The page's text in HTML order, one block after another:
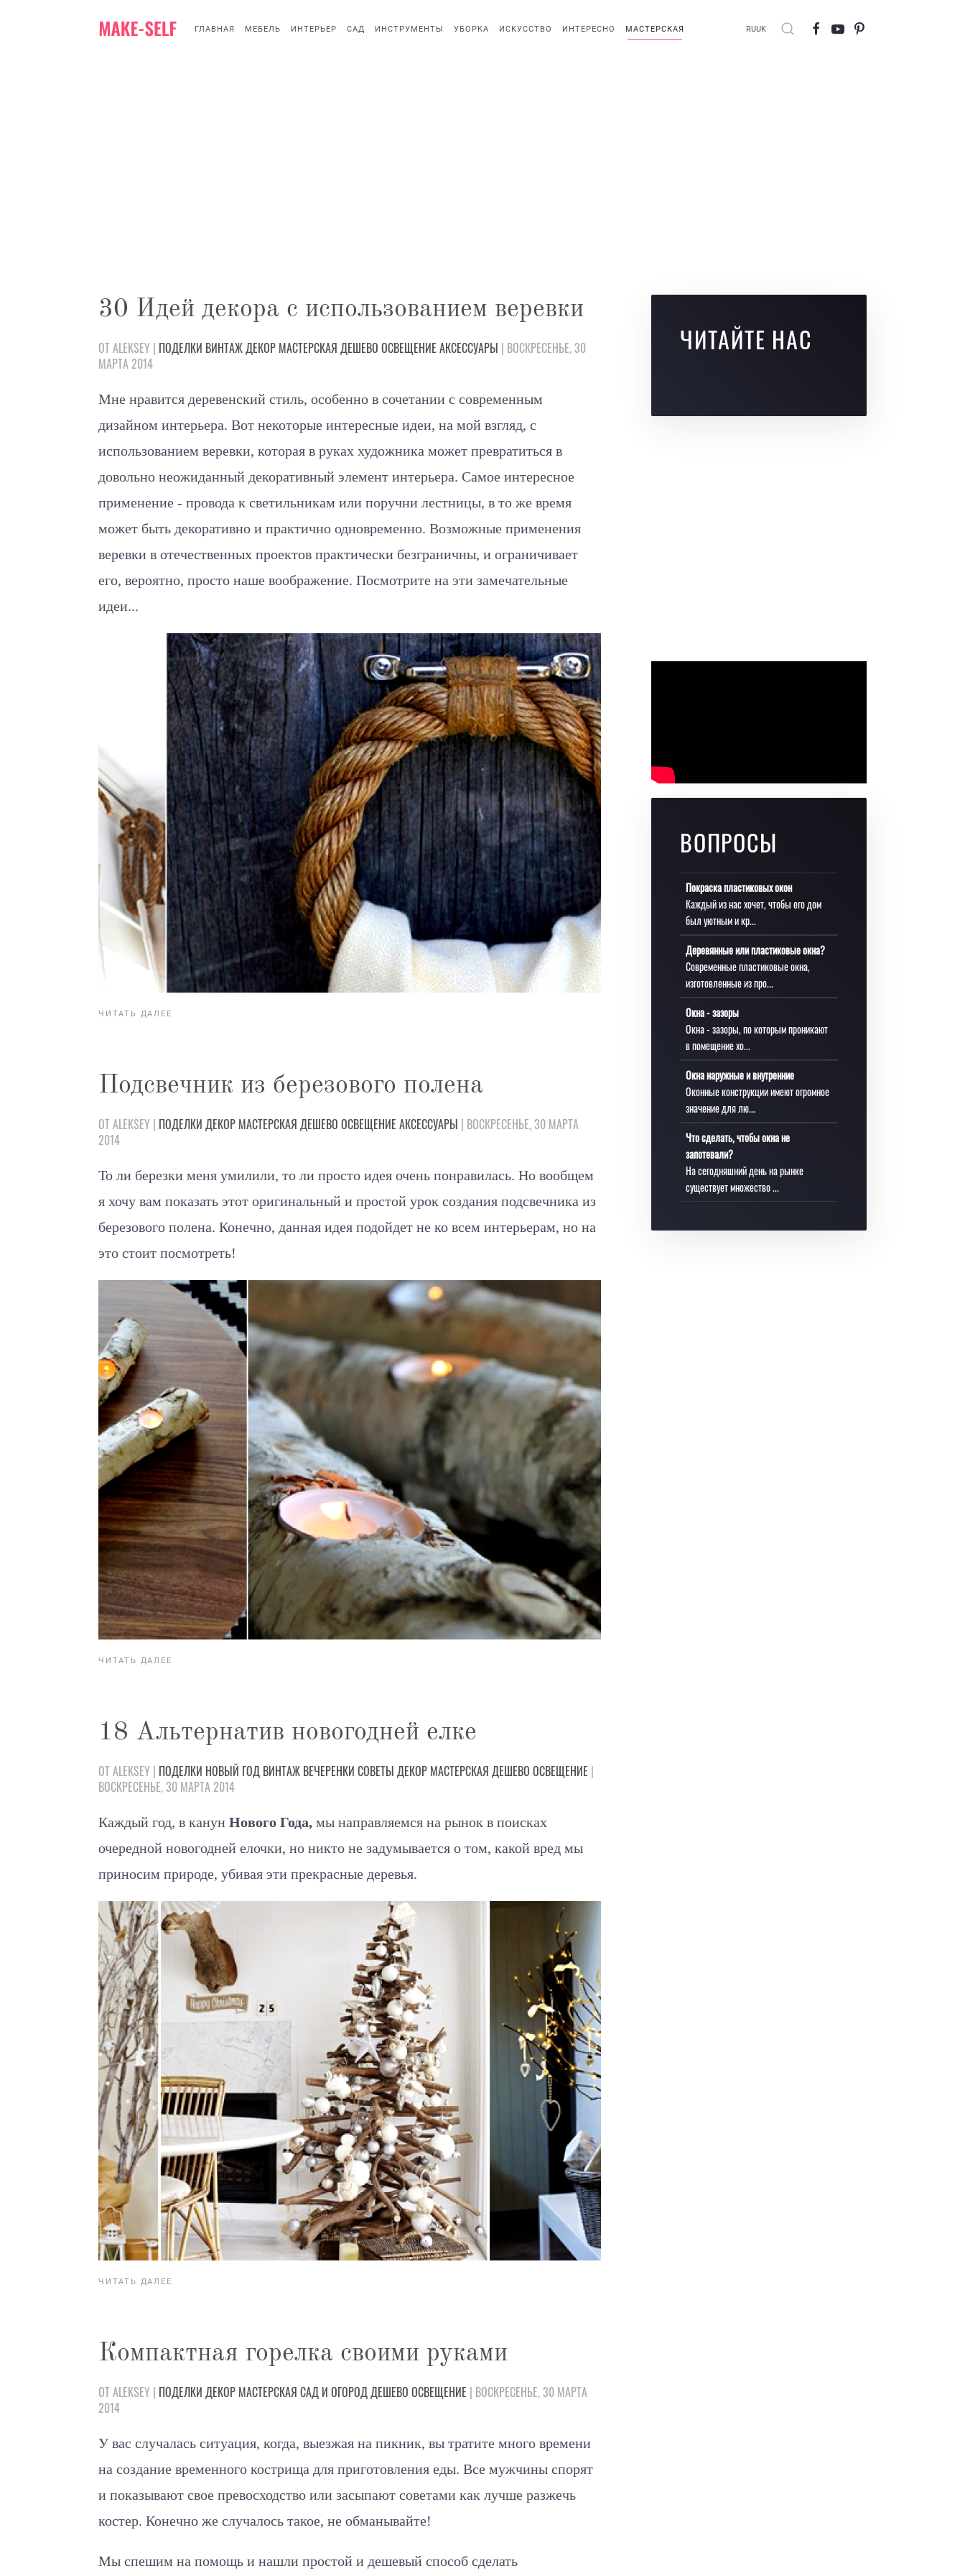
ГЛАВНАЯ МЕБЕЛЬ ИНТЕРЬЕР САД ИНСТРУМЕНТЫ УБОРКА ИСКУССТВО ИНТЕРЕСНО МАСТЕРСКАЯ RUUK
30 Идей декора с использованием веревки
ОТ ALEKSEY | ПОДЕЛКИ ВИНТАЖДЕКОР МАСТЕРСКАЯ ДЕШЕВО ОСВЕЩЕНИЕ АКСЕССУАРЫ | ВОСКРЕСЕНЬЕ, 30
МАРТА 2014
Мне нравится деревенский стиль, особенно в сочетании с современным
дизайном интерьера. Вот некоторые интересные идеи, на мой взгляд, с
использованием веревки, которая в руках художника может превратиться в
довольно неожиданный декоративный элемент интерьера. Самое интересное
применение - провода к светильникам или поручни лестницы, в то же время
может быть декоративно и практично одновременно. Возможные применения
веревки в отечественных проектов практически безграничны, и ограничивает
его, вероятно, просто наше воображение. Посмотрите на эти замечательные
идеи...
ЧИТАТЬ ДАЛЕЕ
Подсвечник из березового полена
ОТ ALEKSEY | ПОДЕЛКИ ДЕКОР МАСТЕРСКАЯ ДЕШЕВО ОСВЕЩЕНИЕ АКСЕССУАРЫ | ВОСКРЕСЕНЬЕ, 30 МАРТА
2014
То ли березки меня умилили, то ли просто идея очень понравилась. Но вообщем
я хочу вам показать этот оригинальный и простой урок создания подсвечника из
березового полена. Конечно, данная идея подойдет не ко всем интерьерам, но на
это стоит посмотреть!
ЧИТАТЬ ДАЛЕЕ
18 Альтернатив новогодней елке
ОТ ALEKSEY | ПОДЕЛКИ НОВЫЙ ГОД ВИНТАЖ ВЕЧЕРЕНКИ СОВЕТЫ ДЕКОР МАСТЕРСКАЯ ДЕШЕВО ОСВЕЩЕНИЕ |
ВОСКРЕСЕНЬЕ, 30 МАРТА 2014
Каждый год, в канун Нового Года, мы направляемся на рынок в поисках
очередной новогодней елочки, но никто не задумывается о том, какой вред мы
приносим природе, убивая эти прекрасные деревья.
ЧИТАТЬ ДАЛЕЕ
Компактная горелка своими руками
ОТ ALEKSEY | ПОДЕЛКИ ДЕКОР МАСТЕРСКАЯ САД И ОГОРОДДЕШЕВО ОСВЕЩЕНИЕ | ВОСКРЕСЕНЬЕ, 30 МАРТА
2014
У вас случалась ситуация, когда, выезжая на пикник, вы тратите много времени
на создание временного кострища для приготовления еды. Все мужчины спорят
и показывают свое превосходство или засыпают советами как лучше разжечь
костер. Конечно же случалось такое, не обманывайте!
Мы спешим на помощь и нашли простой и дешевый способ сделать
ЧИТАЙТЕ НАС
ВОПРОСЫ
Покраска пластиковых окон
Каждый из нас хочет, чтобы его дом
был уютным и кр...
Деревянные или пластиковые окна?
Современные пластиковые окна,
изготовленные из про...
Окна - зазоры
Окна - зазоры, по которым проникают
в помещение хо...
Окна наружные и внутренние
Оконные конструкции имеют огромное
значение для лю...
Что сделать, чтобы окна не
запотевали?
На сегодняшний день на рынке
существует множество ...